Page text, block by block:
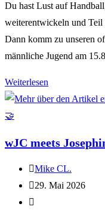
Du hast Lust auf
weiterentwickeln und Teil
Dann komm zu unseren
männliche Jugend am
Weiterlesen
wJC meets
Mike CL.
29. Mai 2026